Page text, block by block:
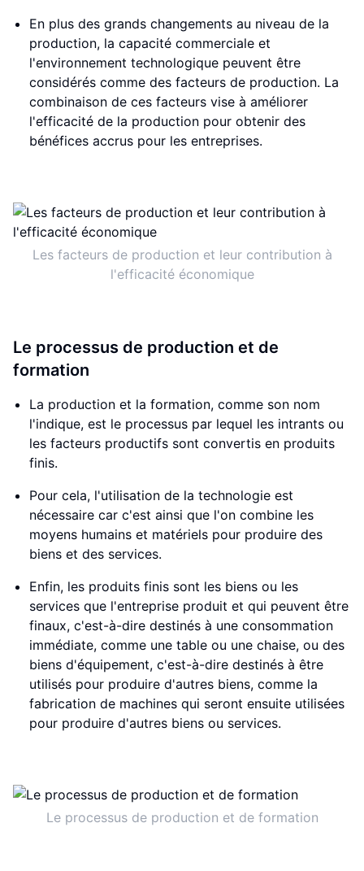
En plus des grands changements au niveau de la
production, la capacité commerciale et
l'environnement technologique peuvent être
considérés comme des facteurs de production. La
combinaison de ces facteurs vise à améliorer
l'efficacité de la production pour obtenir des
bénéfices accrus pour les entreprises.
Les facteurs de production et leur contribution à
l'efficacité économique
Le processus de production et de
formation
La production et la formation, comme son nom
l'indique, est le processus par lequel les intrants ou
les facteurs productifs sont convertis en produits
finis.
Pour cela, l'utilisation de la technologie est
nécessaire car c'est ainsi que l'on combine les
moyens humains et matériels pour produire des
biens et des services.
Enfin, les produits finis sont les biens ou les
services que l'entreprise produit et qui peuvent être
finaux, c'est-à-dire destinés à une consommation
immédiate, comme une table ou une chaise, ou des
biens d'équipement, c'est-à-dire destinés à être
utilisés pour produire d'autres biens, comme la
fabrication de machines qui seront ensuite utilisées
pour produire d'autres biens ou services.
Le processus de production et de formation